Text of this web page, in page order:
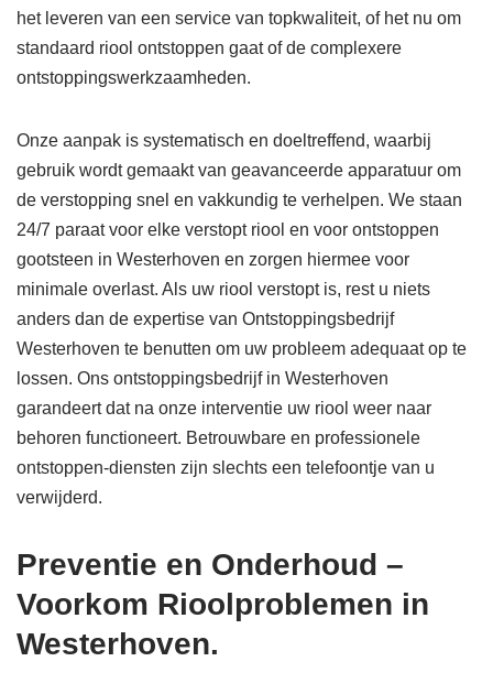
het leveren van een service van topkwaliteit, of het nu om
standaard riool ontstoppen gaat of de complexere
ontstoppingswerkzaamheden.
Onze aanpak is systematisch en doeltreffend, waarbij
gebruik wordt gemaakt van geavanceerde apparatuur om
de verstopping snel en vakkundig te verhelpen. We staan
24/7 paraat voor elke verstopt riool en voor ontstoppen
gootsteen in Westerhoven en zorgen hiermee voor
minimale overlast. Als uw riool verstopt is, rest u niets
anders dan de expertise van Ontstoppingsbedrijf
Westerhoven te benutten om uw probleem adequaat op te
lossen. Ons ontstoppingsbedrijf in Westerhoven
garandeert dat na onze interventie uw riool weer naar
behoren functioneert. Betrouwbare en professionele
ontstoppen-diensten zijn slechts een telefoontje van u
verwijderd.
Preventie en Onderhoud –
Voorkom Rioolproblemen in
Westerhoven.